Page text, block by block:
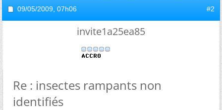
09/05/2009, 07h06 #2
invite1a25ea85
Re : insectes rampants non
identifiés